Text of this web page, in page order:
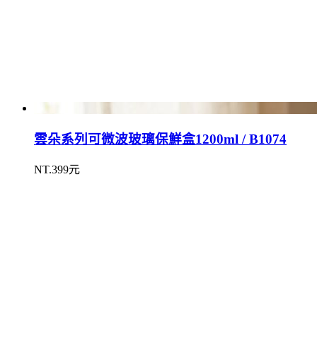
雲朵系列可微波玻璃保鮮盒1200ml / B1074
NT.399元